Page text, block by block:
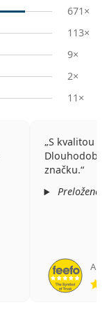
671×
113×
9×
2×
11×
S kvalitou
Dlouhodobě
značku.
Preložené